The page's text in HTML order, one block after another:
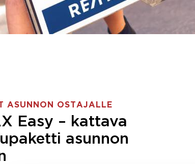
ASUNNON OSTAJALLE
Easy – kattava
asunnon